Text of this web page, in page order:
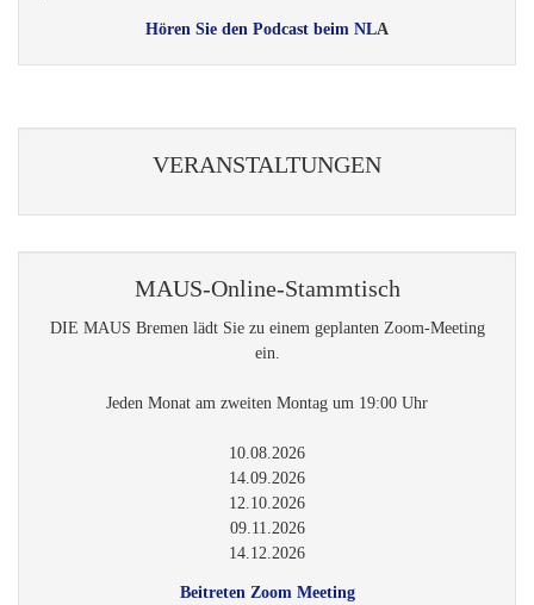
Hören Sie den Podcast beim NLA
VERANSTALTUNGEN
MAUS-Online-Stammtisch
DIE MAUS Bremen lädt Sie zu einem geplanten Zoom-Meeting
ein.
Jeden Monat am zweiten Montag um 19:00 Uhr
10.08.2026
14.09.2026
12.10.2026
09.11.2026
14.12.2026
Beitreten Zoom Meeting